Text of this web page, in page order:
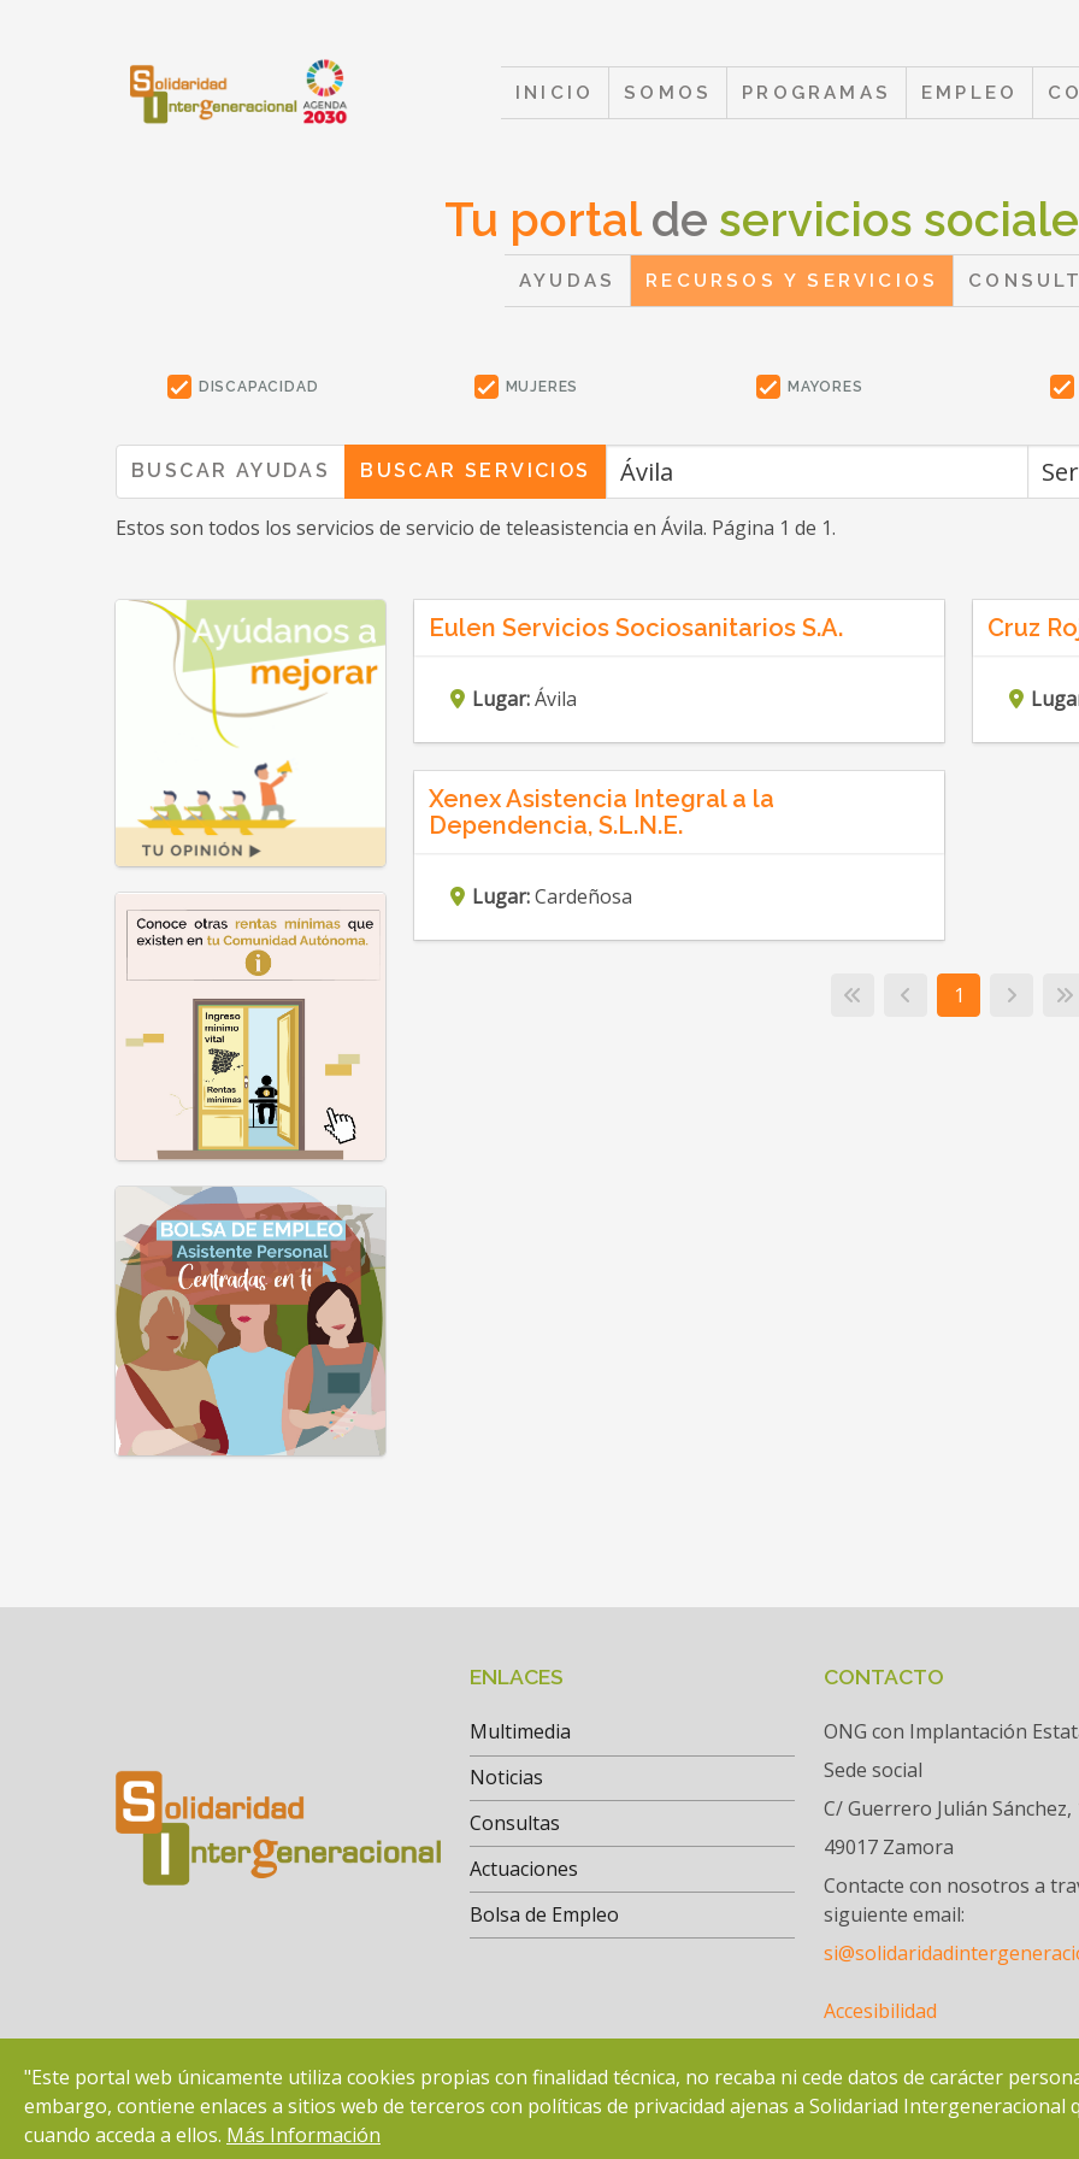
INICIO SOMOS PROGRAMAS EMPLEO
Tu portal de servicios
AYUDAS RECURSOS Y SERVICIOS
DISCAPACIDAD MUJERES MAYORES
BUSCAR AYUDAS BUSCAR SERVICIOS
Estos son todos los servicios de servicio de teleasistencia en Ávila. Página 1 de 1.
Eulen Servicios Sociosanitarios S.A.
Lugar:Ávila
Cruz
Xenex Asistencia Integral a la
Dependencia, S.L.N.E.
Lugar:Cardeñosa
1
ENLACES
Multimedia
Noticias
Consultas
Actuaciones
Bolsa de Empleo
CONTACTO
ONG con Implantación
Sede social
C/ Guerrero Julián Sánchez,
49017 Zamora
Contacte con nosotros a
siguiente email:
Accesibilidad
"Este portal web únicamente utiliza cookies propias con finalidad técnica, no recaba ni cede datos de carácter
embargo, contiene enlaces a sitios web de terceros con políticas de privacidad ajenas a Solidariad Intergeneracional
cuando acceda a ellos. Más Información